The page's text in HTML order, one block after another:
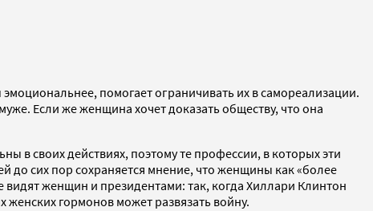
помогает ограничивать их в самореализации.
Если же женщина хочет доказать обществу, что она
в своих действиях, поэтому те профессии, в которых эти
до сих пор сохраняется мнение, что женщины как «более
женщин и президентами: так, когда Хиллари Клинтон
женских гормонов может развязать войну.